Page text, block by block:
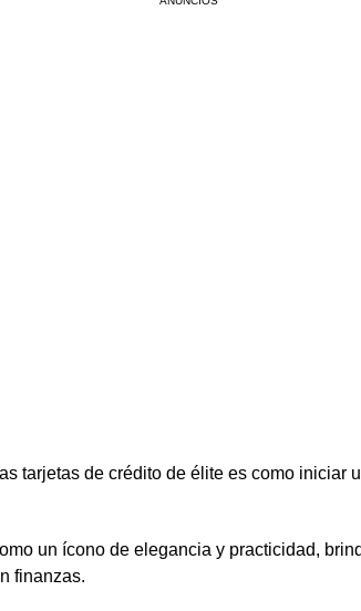
tarjetas de crédito de élite es como iniciar
un ícono de elegancia y practicidad,
finanzas.